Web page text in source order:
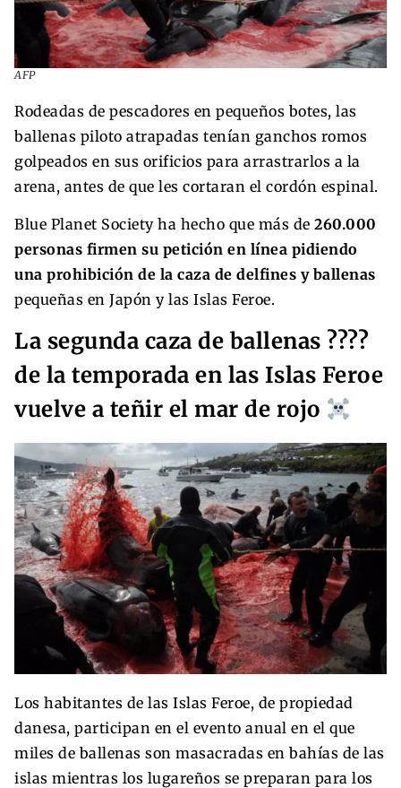
AFP
Rodeadas de pescadores en pequeños botes, las
ballenas piloto atrapadas tenían ganchos romos
golpeados en sus orificios para arrastrarlos a la
arena, antes de que les cortaran el cordón espinal.
Blue Planet Society ha hecho que más de 260.000
personas firmen su petición en línea pidiendo
una prohibición de la caza de delfines y ballenas
pequeñas en Japón y las Islas Feroe.
La segunda caza de ballenas ????
de la temporada en las Islas Feroe
vuelve a teñir el mar de rojo
Los habitantes de las Islas Feroe, de propiedad
danesa, participan en el evento anual en el que
miles de ballenas son masacradas en bahías de las
islas mientras los lugareños se preparan para los